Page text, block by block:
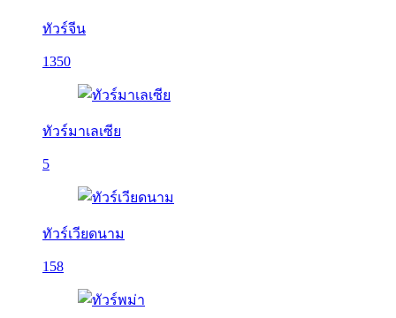
ทัวร์จีน
1350
ทัวร์มาเลเซีย
5
ทัวร์เวียดนาม
158